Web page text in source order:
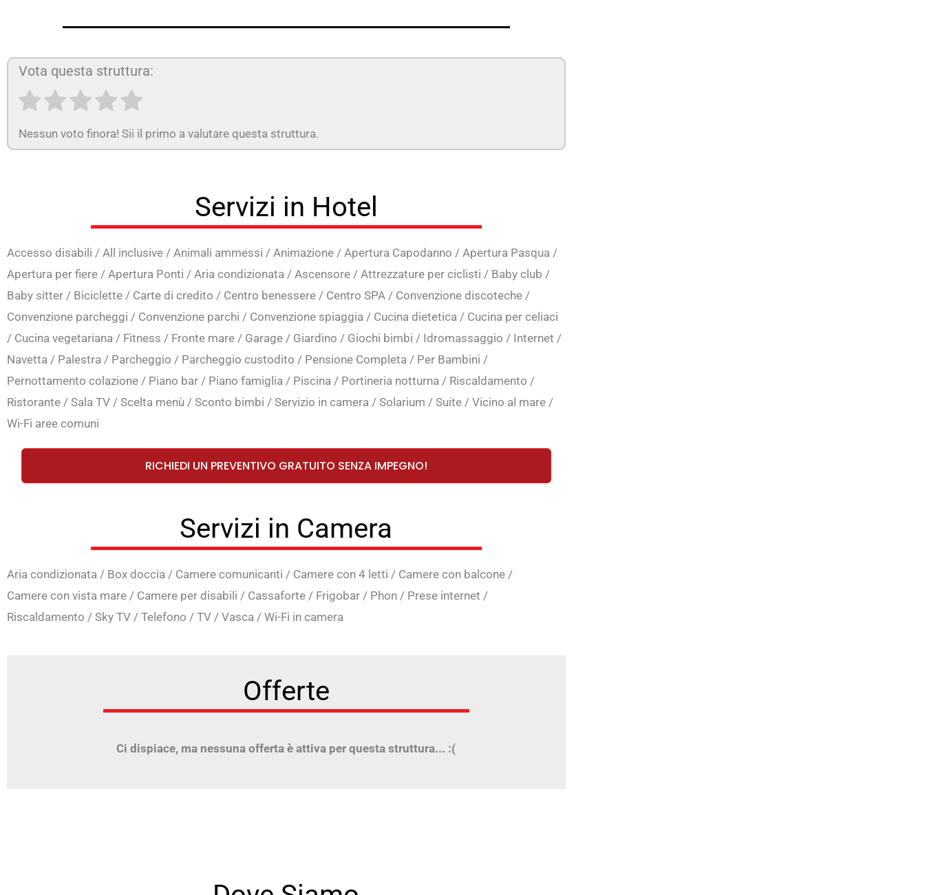
Vota questa struttura:
Nessun voto finora! Sii il primo a valutare questa struttura.
Servizi in Hotel
Accesso disabili / All inclusive / Animali ammessi / Animazione / Apertura Capodanno / Apertura Pasqua /
Apertura per fiere / Apertura Ponti / Aria condizionata / Ascensore / Attrezzature per ciclisti / Baby club /
Baby sitter / Biciclette / Carte di credito / Centro benessere / Centro SPA / Convenzione discoteche /
Convenzione parcheggi / Convenzione parchi / Convenzione spiaggia / Cucina dietetica / Cucina per celiaci
/ Cucina vegetariana / Fitness / Fronte mare / Garage / Giardino / Giochi bimbi / Idromassaggio / Internet /
Navetta / Palestra / Parcheggio / Parcheggio custodito / Pensione Completa / Per Bambini /
Pernottamento colazione / Piano bar / Piano famiglia / Piscina / Portineria notturna / Riscaldamento /
Ristorante / Sala TV / Scelta menù / Sconto bimbi / Servizio in camera / Solarium / Suite / Vicino al mare /
Wi-Fi aree comuni
RICHIEDI UN PREVENTIVO GRATUITO SENZA IMPEGNO!
Servizi in Camera
Aria condizionata / Box doccia / Camere comunicanti / Camere con 4 letti / Camere con balcone /
Camere con vista mare / Camere per disabili / Cassaforte / Frigobar / Phon / Prese internet /
Riscaldamento / Sky TV / Telefono / TV / Vasca / Wi-Fi in camera
Offerte
Ci dispiace, ma nessuna offerta è attiva per questa struttura... :(